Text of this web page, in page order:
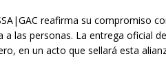
reafirma su compromiso
a las personas. La entrega oficial
en un acto que sellará esta